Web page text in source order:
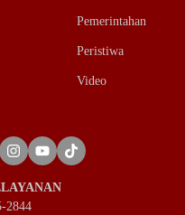
Pemerintahan
Peristiwa
Video
2844